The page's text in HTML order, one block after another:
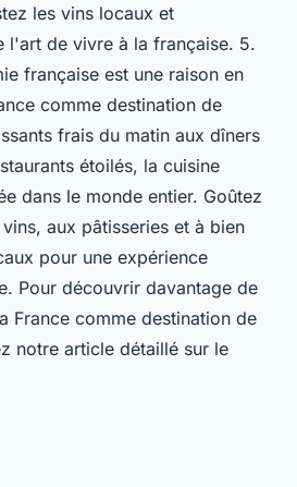
les vins locaux et
l'art de vivre à la française. 5.
française est une raison en
comme destination de
frais du matin aux dîners
étoilés, la cuisine
dans le monde entier. Goûtez
aux pâtisseries et à bien
pour une expérience
Pour découvrir davantage de
France comme destination de
notre article détaillé sur le